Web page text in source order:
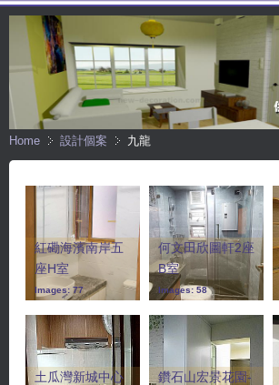
Home 設計個案 九龍
紅磡海濱南岸五
座H室
Images: 77
何文田欣圖軒2座
B室
Images: 58
土瓜灣新城中心
鑽石山宏景花園-